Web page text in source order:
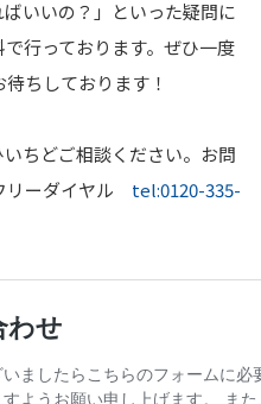
ばいいの？」といった疑問に
行っております。ぜひ一度
ちしております！
ちどご相談ください。お問
リーダイヤル tel:0120-335-